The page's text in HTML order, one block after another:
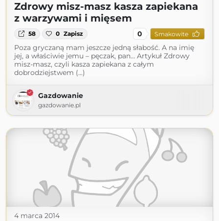
Zdrowy misz-masz kasza zapiekana
z warzywami i mięsem
58 0 Zapisz 0 Smakowite
Poza gryczaną mam jeszcze jedną słabość. A na imię
jej, a właściwie jemu – pęczak, pan… Artykuł Zdrowy
misz-masz, czyli kasza zapiekana z całym
dobrodziejstwem (...)
Gazdowanie
gazdowanie.pl
4 marca 2014